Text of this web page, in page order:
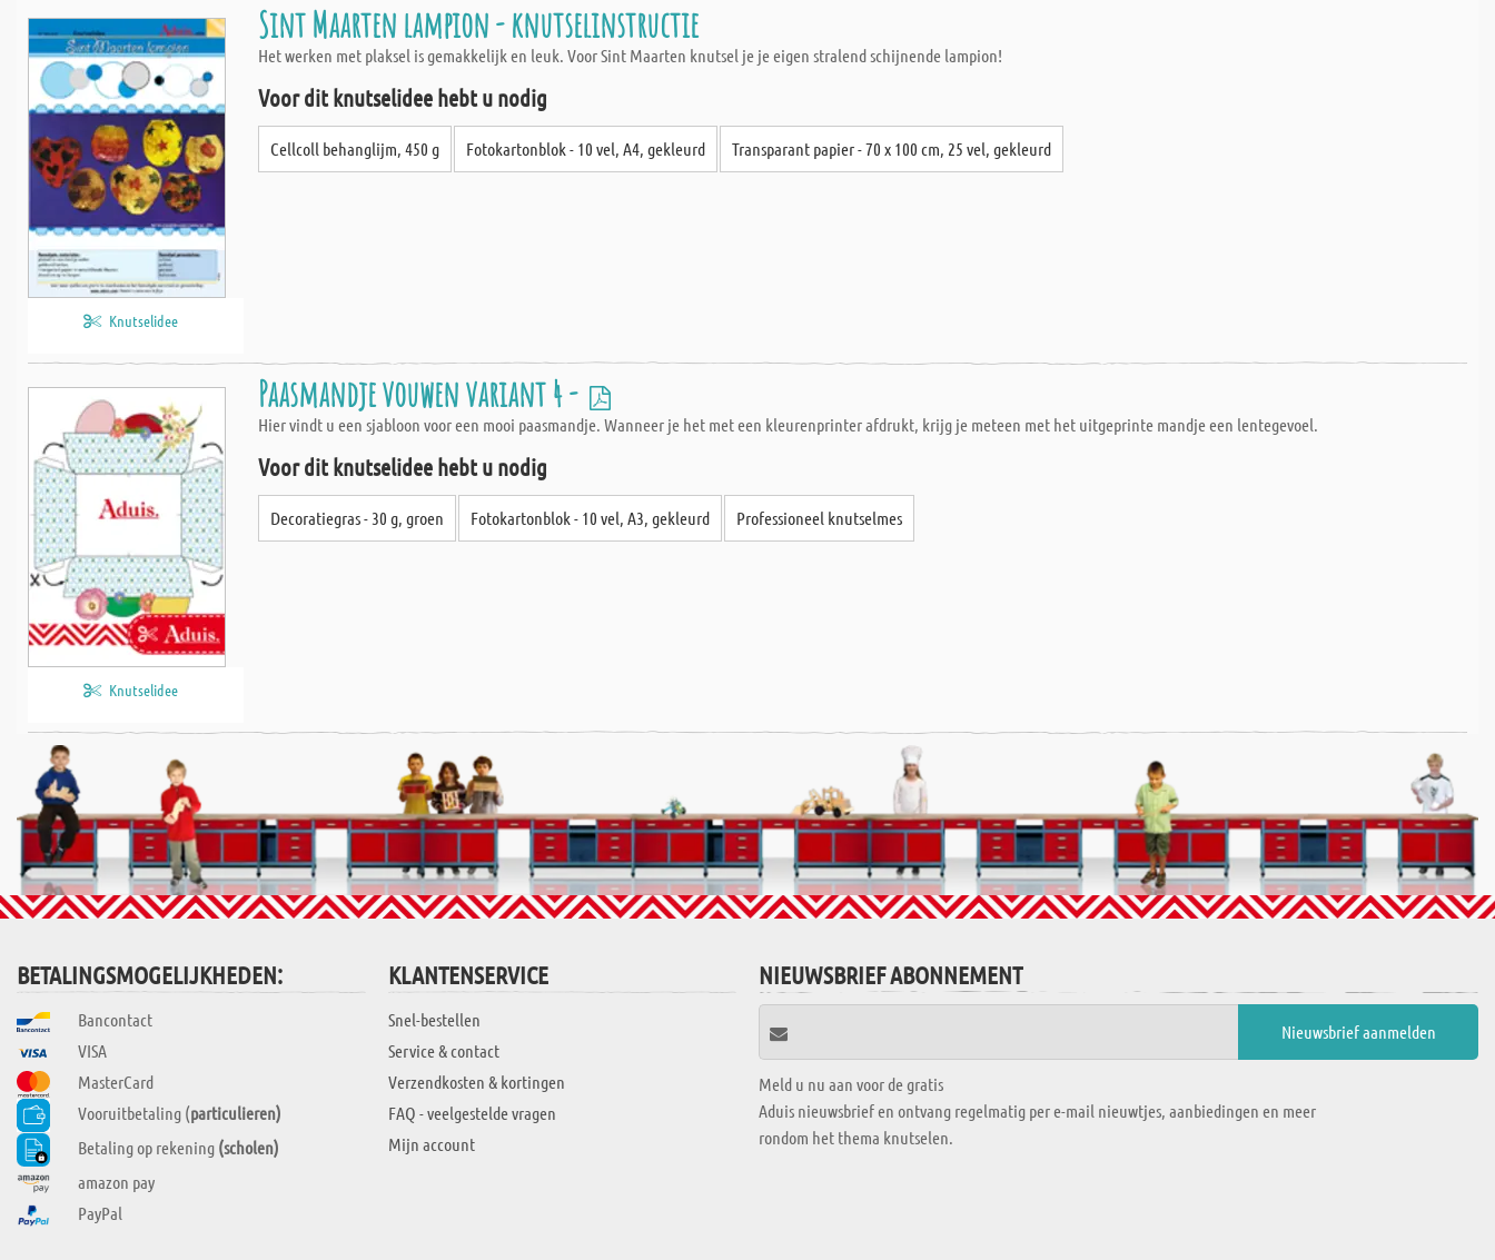
Knutselidee
Sint Maarten lampion - knutselinstructie
Het werken met plaksel is gemakkelijk en leuk. Voor Sint Maarten knutsel je je eigen stralend schijnende lampion!
Voor dit knutselidee hebt u nodig
Cellcoll behanglijm, 450 g Fotokartonblok - 10 vel, A4, gekleurd Transparant papier - 70 x 100 cm, 25 vel, gekleurd
Knutselidee
Paasmandje vouwen variant 4 -
Hier vindt u een sjabloon voor een mooi paasmandje. Wanneer je het met een kleurenprinter afdrukt, krijg je meteen met het uitgeprinte mandje een lentegevoel.
Voor dit knutselidee hebt u nodig
Decoratiegras - 30 g, groen Fotokartonblok - 10 vel, A3, gekleurd Professioneel knutselmes
BETALINGSMOGELIJKHEDEN:
Bancontact
VISA
MasterCard
Vooruitbetaling (particulieren)
Betaling op rekening (scholen)
amazon pay
PayPal
KLANTENSERVICE
Snel-bestellen
Service & contact
Verzendkosten & kortingen
FAQ - veelgestelde vragen
Mijn account
NIEUWSBRIEF ABONNEMENT
Meld u nu aan voor de gratis
Aduis nieuwsbrief en ontvang regelmatig per e-mail nieuwtjes, aanbiedingen en meer
rondom het thema knutselen.